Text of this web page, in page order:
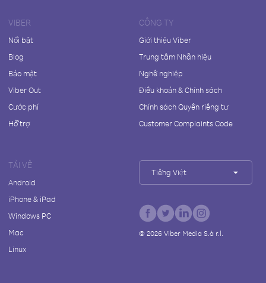
VIBER
Nổi bật
Blog
Bảo mật
Viber Out
Cước phí
Hỗ trợ
CÔNG TY
Giới thiệu Viber
Trung tâm Nhãn hiệu
Nghề nghiệp
Điều khoản & Chính sách
Chính sách Quyền riêng tư
Customer Complaints Code
TẢI VỀ
Android
iPhone & iPad
Windows PC
Mac
Linux
Tiếng Việt
© 2026Viber Media S.à r.l.